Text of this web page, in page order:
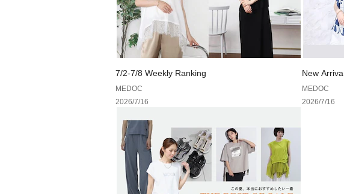
7/2-7/8 Weekly Ranking
MEDOC
2026/7/16
New
MEDOC
2026/7/16